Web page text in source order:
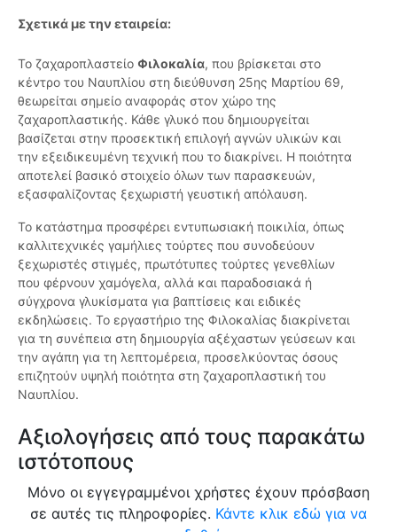
Σχετικά με την εταιρεία:
Το ζαχαροπλαστείο Φιλοκαλία, που βρίσκεται στο
κέντρο του Ναυπλίου στη διεύθυνση 25ης Μαρτίου 69,
θεωρείται σημείο αναφοράς στον χώρο της
ζαχαροπλαστικής. Κάθε γλυκό που δημιουργείται
βασίζεται στην προσεκτική επιλογή αγνών υλικών και
την εξειδικευμένη τεχνική που το διακρίνει. Η ποιότητα
αποτελεί βασικό στοιχείο όλων των παρασκευών,
εξασφαλίζοντας ξεχωριστή γευστική απόλαυση.
Το κατάστημα προσφέρει εντυπωσιακή ποικιλία, όπως
καλλιτεχνικές γαμήλιες τούρτες που συνοδεύουν
ξεχωριστές στιγμές, πρωτότυπες τούρτες γενεθλίων
που φέρνουν χαμόγελα, αλλά και παραδοσιακά ή
σύγχρονα γλυκίσματα για βαπτίσεις και ειδικές
εκδηλώσεις. Το εργαστήριο της Φιλοκαλίας διακρίνεται
για τη συνέπεια στη δημιουργία αξέχαστων γεύσεων και
την αγάπη για τη λεπτομέρεια, προσελκύοντας όσους
επιζητούν υψηλή ποιότητα στη ζαχαροπλαστική του
Ναυπλίου.
Αξιολογήσεις από τους παρακάτω
ιστότοπους
Μόνο οι εγγεγραμμένοι χρήστες έχουν πρόσβαση
σε αυτές τις πληροφορίες. Κάντε κλικ εδώ για να